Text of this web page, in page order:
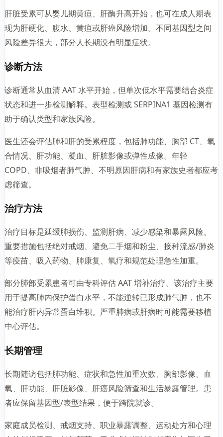
肝脏受累可从婴儿期黄疸、肝酶升高开始，也可在成人期表
现为肝硬化、腹水、黄疸或肝癌风险增加。不同基因型之间
风险差异很大，部分人长期没有明显症状。
诊断方法
诊断通常从血清 AAT 水平开始，但单次低水平需要结合炎症
状态和进一步检测解释。表型检测或 SERPINA1 基因检测有
助于确认类型和家族风险。
医生还会评估肺和肝的受累程度，包括肺功能、胸部 CT、氧
合情况、肝功能、凝血、肝脏影像或弹性成像。年轻
COPD、非吸烟者肺气肿、不明原因肝病和有家族史者都应考
虑筛查。
治疗方法
治疗目标是延缓肺损伤、监测肝病、减少感染和暴露风险。
重要措施包括绝对戒烟、避免二手烟和粉尘、接种流感/肺炎
等疫苗、吸入药物、肺康复、氧疗和规范处理急性加重。
部分肺部受累患者可由专科评估 AAT 增补治疗。该治疗主要
用于提高肺内保护蛋白水平，不能逆转已形成肺气肿，也不
能治疗肝内异常蛋白堆积。严重肺病或肝病时可能需要移植
中心评估。
长期管理
长期随访包括肺功能、症状和急性加重次数、胸部影像、血
氧、肝功能、肝脏影像、肝癌风险筛查和生活暴露管理。患
者应保留基因型/表型结果，便于跨院就诊。
家庭成员检测、戒烟支持、职业暴露调整、运动处方和心理